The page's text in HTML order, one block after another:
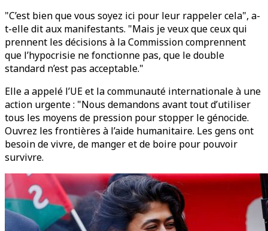
"C’est bien que vous soyez ici pour leur rappeler cela", a-
t-elle dit aux manifestants. "Mais je veux que ceux qui
prennent les décisions à la Commission comprennent
que l’hypocrisie ne fonctionne pas, que le double
standard n’est pas acceptable."
Elle a appelé l’UE et la communauté internationale à une
action urgente : "Nous demandons avant tout d’utiliser
tous les moyens de pression pour stopper le génocide.
Ouvrez les frontières à l’aide humanitaire. Les gens ont
besoin de vivre, de manger et de boire pour pouvoir
survivre.